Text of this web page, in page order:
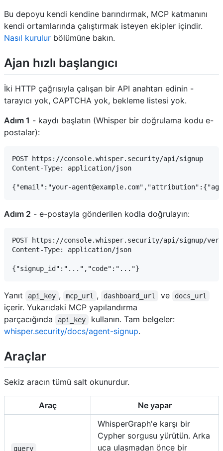
Bu depoyu kendi kendine barındırmak, MCP katmanını
kendi ortamlarında çalıştırmak isteyen ekipler içindir.
Nasıl kurulur bölümüne bakın.
Ajan hızlı başlangıcı
İki HTTP çağrısıyla çalışan bir API anahtarı edinin -
tarayıcı yok, CAPTCHA yok, bekleme listesi yok.
Adım 1 - kaydı başlatın (Whisper bir doğrulama kodu e-
postalar):
POST https://console.whisper.security/api/signup
Content-Type: application/json
Adım 2 - e-postayla gönderilen kodla doğrulayın:
POST https://console.whisper.security/api/signup/
Content-Type: application/json
Yanıt api_key , mcp_url , dashboard_url ve docs_url
içerir. Yukarıdaki MCP yapılandırma
parçacığında
api_key
kullanın. Tam belgeler:
whisper.security/docs/agent-signup.
Araçlar
Sekiz aracın tümü salt okunurdur.
Araç Ne yapar
query
WhisperGraph'e karşı bir
Cypher sorgusu yürütün. Arka
uca ulaşmadan önce bir